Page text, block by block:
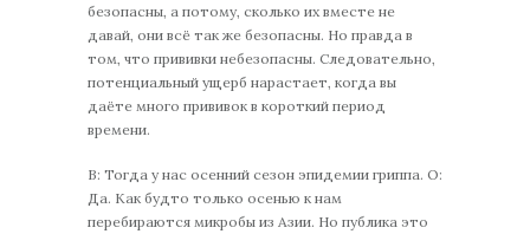
безопасны, а потому, сколько их вместе не
давай, они всё так же безопасны. Но правда в
том, что прививки небезопасны. Следовательно,
потенциальный ущерб нарастает, когда вы
даёте много прививок в короткий период
времени.
В: Тогда у нас осенний сезон эпидемии гриппа. О:
Да. Как будто только осенью к нам
перебираются микробы из Азии. Но публика это